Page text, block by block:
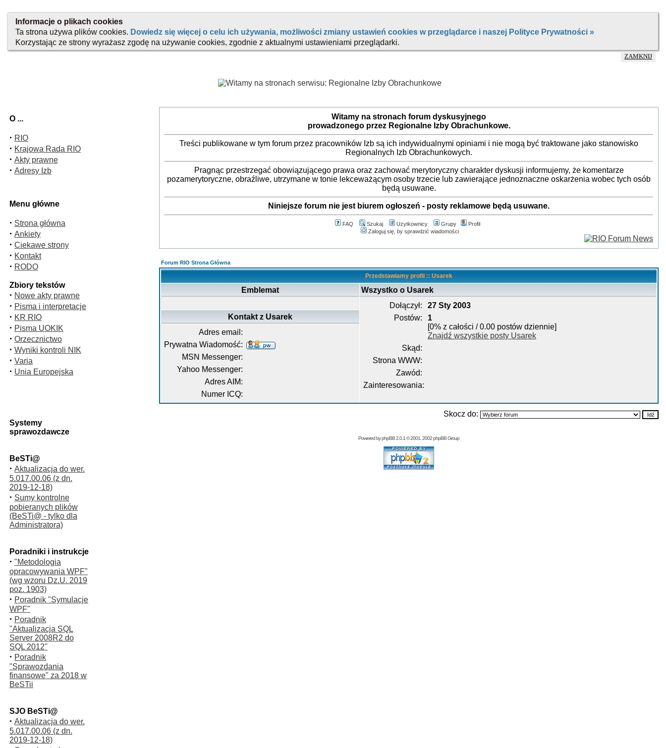
ZAMKNIJ
O ...
· RIO
· Krajowa Rada RIO
· Akty prawne
· Adresy Izb
Menu główne
· Strona główna
· Ankiety
· Ciekawe strony
· Kontakt
· RODO
Zbiory tekstów
· Nowe akty prawne
· Pisma i interpretacje
· KR RIO
· Pisma UOKIK
· Orzecznictwo
· Wyniki kontroli NIK
· Varia
· Unia Europejska
Systemy
sprawozdawcze
BeSTi@
· Aktualizacja do wer.
5.017.00.06 (z dn.
2019-12-18)
· Sumy kontrolne
pobieranych plików
(BeSTi@ - tylko dla
Administratora)
Poradniki i instrukcje
· "Metodologia
opracowywania WPF"
(wg wzoru Dz.U. 2019
poz. 1903)
· Poradnik "Symulacje
WPF"
· Poradnik
"Aktualizacja SQL
Server 2008R2 do
SQL 2012"
· Poradnik
"Sprawozdania
finansowe" za 2018 w
BeSTii
SJO BeSTi@
· Aktualizacja do wer.
5.017.00.06 (z dn.
2019-12-18)
Witamy na stronach forum dyskusyjnego
prowadzonego przez Regionalne Izby Obrachunkowe.
Treści publikowane w tym forum przez pracowników Izb są ich indywidualnymi opiniami i nie mogą być traktowane jako stanowisko
Regionalnych Izb Obrachunkowych.
Pragnąc przestrzegać obowiązującego prawa oraz zachować merytoryczny charakter dyskusji informujemy, że komentarze
pozamerytoryczne, obraźliwe, utrzymane w tonie lekceważącym osoby trzecie lub zawierające jednoznaczne oskarżenia wobec tych osób
będą usuwane.
Niniejsze forum nie jest biurem ogłoszeń - posty reklamowe będą usuwane.
FAQ Szukaj Użytkownicy Grupy
Profil
Zaloguj się, by sprawdzić wiadomości
Forum RIO Strona Główna
Przedstawiamy profil :: Usarek
Emblemat
Wszystko o Usarek
Dołączył:
27 Sty 2003
Postów:
1
[0% z całości / 0.00 postów dziennie]
Znajdź wszystkie posty Usarek
Skąd:
Strona WWW:
Zawód:
Zainteresowania:
Kontakt z Usarek
Adres email:
Prywatna Wiadomość:
MSN Messenger:
Yahoo Messenger:
Adres AIM:
Numer ICQ:
Skocz do:
Powered byphpBB2.0.1 © 2001, 2002 phpBB Group